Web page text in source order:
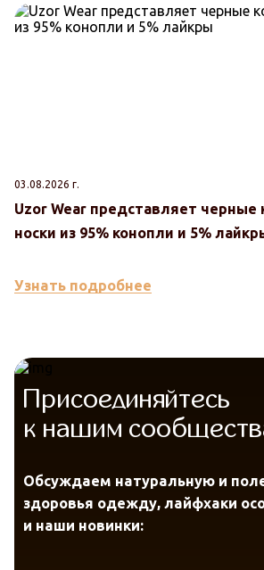
03.08.2026 г.
Uzor Wear представляет черные
носки из 95% конопли и 5%
Узнать подробнее
Присоединяйтесь
к нашим
Обсуждаем натуральную и
здоровья одежду, лайфхаки
и наши новинки: